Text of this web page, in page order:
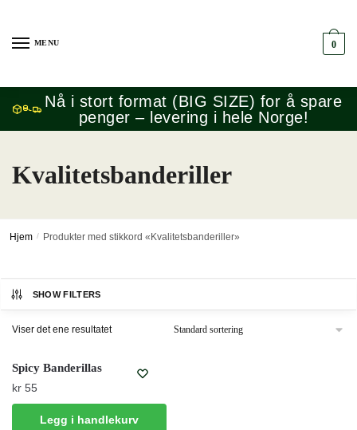
navigation
contentMENU 0
Nå i stort format (BIG SIZE) for å spare
penger – levering i hele Norge!
Kvalitetsbanderiller
Hjem / Produkter med stikkord «Kvalitetsbanderiller»
SHOW FILTERS
Viser det ene resultatet
Spicy Banderillas
kr 55
Legg i handlekurv